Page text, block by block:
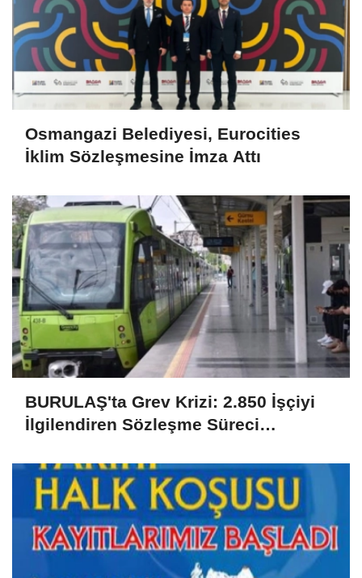
Osmangazi Belediyesi, Eurocities
İklim Sözleşmesine İmza Attı
BURULAŞ'ta Grev Krizi: 2.850 İşçiyi
İlgilendiren Sözleşme Süreci